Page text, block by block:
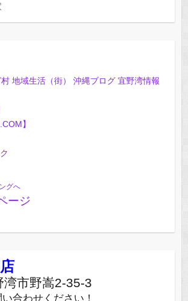
】
グへ
ージ
湾市野嵩2-35-3
合わせください！